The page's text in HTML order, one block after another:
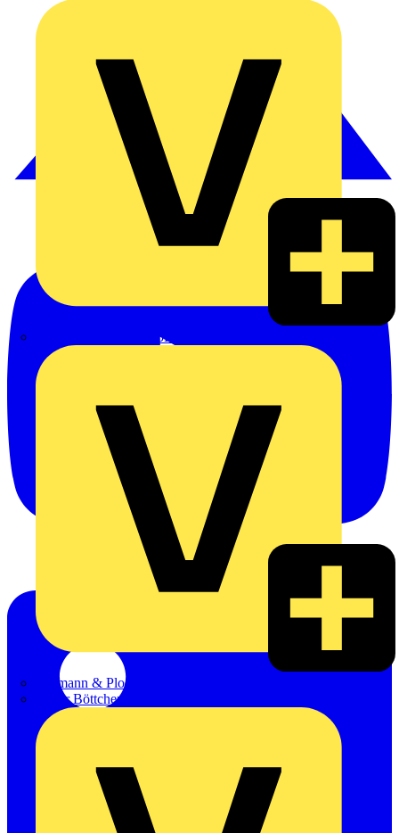
Heinrich Häusler GmbH
Hillmann & Ploog GmbH & Co. KG
Oskar Böttcher GmbH & Co. KG